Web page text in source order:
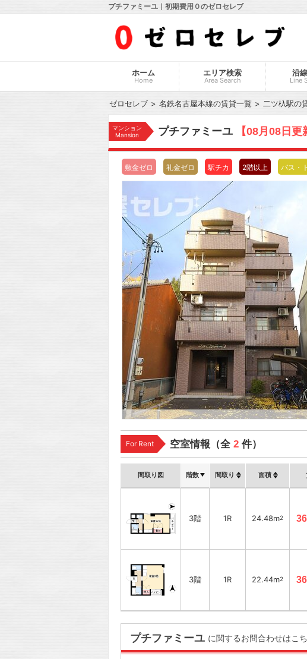
プチファミーユ｜初期費用０のゼロセレブ
ホーム
Home
エリア検索
Area Search
沿
Line
ゼロセレブ 名鉄名古屋本線の賃貸一覧 二ツ杁駅の
マンション
Mansion
プチファミーユ 【08月08日更
敷金ゼロ 礼金ゼロ 駅チカ 2階以上 バス・
For Rent 空室情報（全 2 件）
間取り図 階数 間取り 面積
3階 1R 24.48m2
3階 1R 22.44m2
プチファミーユ に関するお問合わせはこ